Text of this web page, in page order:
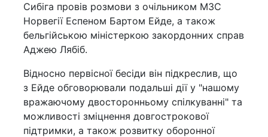
Сибіга провів розмови з очільником МЗС
Норвегії Еспеном Бартом Ейде, а також
бельгійською міністеркою закордонних справ
Аджею Лябіб.
Відносно первісної бесіди він підкреслив, що
з Ейде обговорювали подальші дії у "нашому
вражаючому двосторонньому спілкуванні" та
можливості зміцнення довгострокової
підтримки, а також розвитку оборонної